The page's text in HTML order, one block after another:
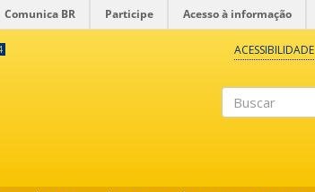
Comunica BR Participe Acesso à informação
ACESSIBILIDADE